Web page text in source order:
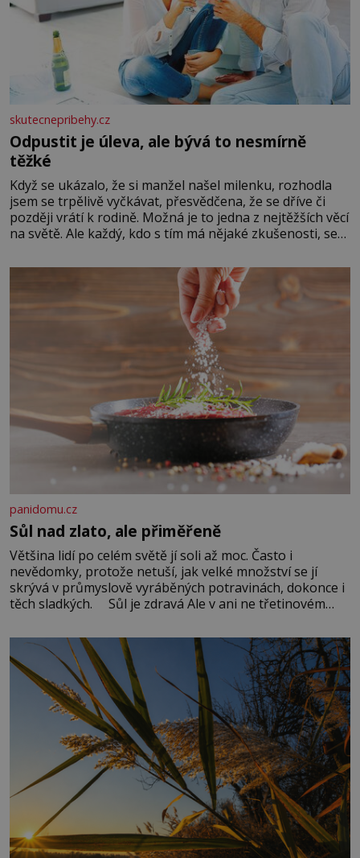
skutecnepribehy.cz
Odpustit je úleva, ale bývá to nesmírně
těžké
Když se ukázalo, že si manžel našel milenku, rozhodla
jsem se trpělivě vyčkávat, přesvědčena, že se dříve či
později vrátí k rodině. Možná je to jedna z nejtěžších věcí
na světě. Ale každý, kdo s tím má nějaké zkušenosti, se
Když se ke mně doneslo, že si manžel pořídil milenku,
panidomu.cz
Sůl nad zlato, ale přiměřeně
Většina lidí po celém světě jí soli až moc. Často i
nevědomky, protože netuší, jak velké množství se jí
skrývá v průmyslově vyráběných potravinách, dokonce i
těch sladkých. Sůl je zdravá Ale v ani ne třetinovém
základní složky– sodík a chlór – jsou zásadní pro
správné hospodaření